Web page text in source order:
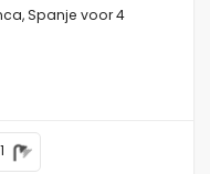
Spanje voor 4
1